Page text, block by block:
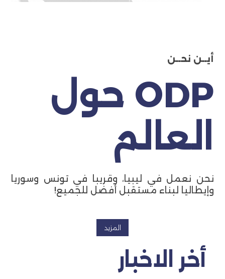
أيــن نحــن
ODP حول
العالم
نحن نعمل في ليبيا، وقريبا في تونس وسوريا
وإيطاليا لبناء مستقبل أفضل للجميع!
المزيد
أخر الاخبار